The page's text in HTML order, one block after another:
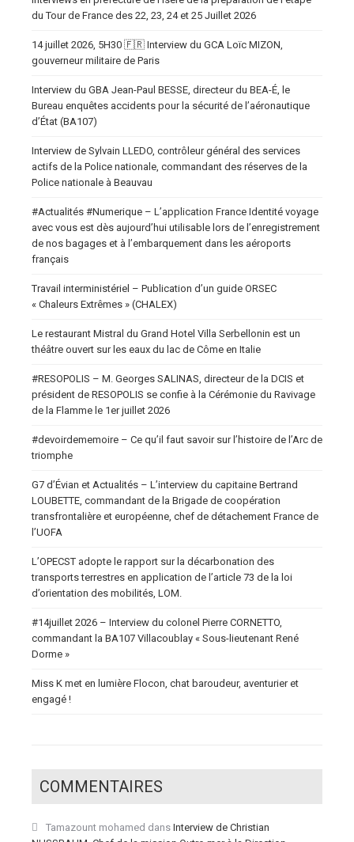
du Tour de France des 22, 23, 24 et 25 Juillet 2026
14 juillet 2026, 5H30 🇫🇷 Interview du GCA Loïc MIZON,
gouverneur militaire de Paris
Interview du GBA Jean-Paul BESSE, directeur du BEA-É, le
Bureau enquêtes accidents pour la sécurité de l’aéronautique
d’État (BA107)
Interview de Sylvain LLEDO, contrôleur général des services
actifs de la Police nationale, commandant des réserves de la
Police nationale à Beauvau
#Actualités #Numerique – L’application France Identité voyage
avec vous est dès aujourd’hui utilisable lors de l’enregistrement
de nos bagages et à l’embarquement dans les aéroports
français
Travail interministériel – Publication d’un guide ORSEC
« Chaleurs Extrêmes » (CHALEX)
Le restaurant Mistral du Grand Hotel Villa Serbellonin est un
théâtre ouvert sur les eaux du lac de Côme en Italie
#RESOPOLIS – M. Georges SALINAS, directeur de la DCIS et
président de RESOPOLIS se confie à la Cérémonie du Ravivage
de la Flamme le 1er juillet 2026
#devoirdememoire – Ce qu’il faut savoir sur l’histoire de l’Arc de
triomphe
G7 d’Évian et Actualités – L’interview du capitaine Bertrand
LOUBETTE, commandant de la Brigade de coopération
transfrontalière et européenne, chef de détachement France de
l’UOFA
L’OPECST adopte le rapport sur la décarbonation des
transports terrestres en application de l’article 73 de la loi
d’orientation des mobilités, LOM.
#14juillet 2026 – Interview du colonel Pierre CORNETTO,
commandant la BA107 Villacoublay « Sous-lieutenant René
Dorme »
Miss K met en lumière Flocon, chat baroudeur, aventurier et
engagé !
COMMENTAIRES
Tamazount mohamed dans Interview de Christian